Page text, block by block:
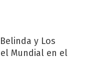
y Los
Mundial en el